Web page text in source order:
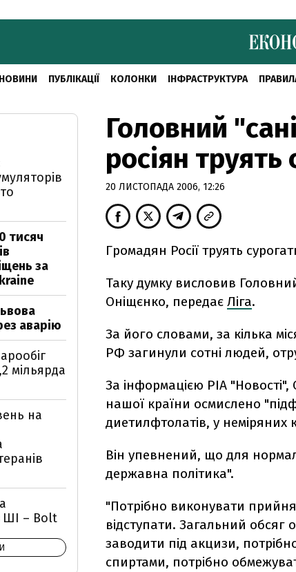
НОВИНИ ПУБЛІКАЦІЇ КОЛОНКИ ІНФРАСТРУКТУРА
Головний
росіян труять
20 ЛИСТОПАДА 2006, 12:26
Громадян Росії труять
Таку думку висловив
Оніщєнко, передає Ліга.
За його словами, за кілька
РФ загинули сотні людей,
За інформацією РІА
нашої країни осмислено
диетилфтолатів, у неміряних
Він упевнений, що для
державна політика".
"Потрібно виконувати
відступати. Загальний обсяг
заводити під акцизи,
спиртами, потрібно
тисяч
за
аварію
мільярда
на
ШІ – Bolt